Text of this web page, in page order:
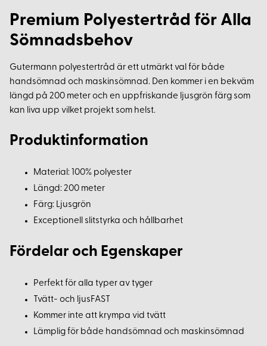
Premium Polyestertråd för Alla
Sömnadsbehov
Gutermann polyestertråd är ett utmärkt val för både
handsömnad och maskinsömnad. Den kommer i en bekväm
längd på 200 meter och en uppfriskande ljusgrön färg som
kan liva upp vilket projekt som helst.
Produktinformation
Material: 100% polyester
Längd: 200 meter
Färg: Ljusgrön
Exceptionell slitstyrka och hållbarhet
Fördelar och Egenskaper
Perfekt för alla typer av tyger
Tvätt- och ljusFAST
Kommer inte att krympa vid tvätt
Lämplig för både handsömnad och maskinsömnad